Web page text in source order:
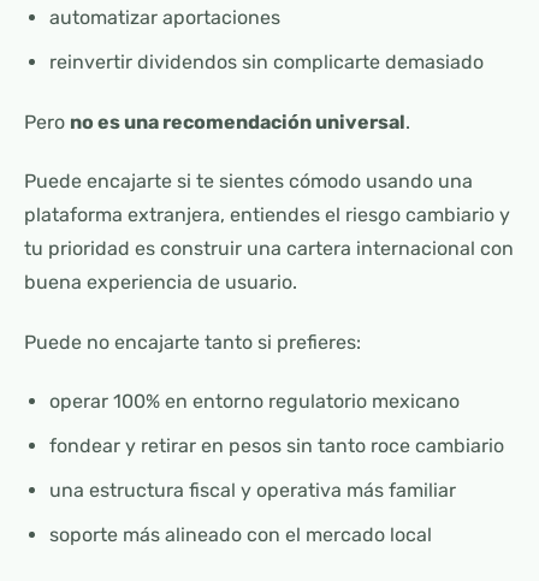
automatizar aportaciones
reinvertir dividendos sin complicarte demasiado
Pero no es una recomendación universal.
Puede encajarte si te sientes cómodo usando una
plataforma extranjera, entiendes el riesgo cambiario y
tu prioridad es construir una cartera internacional con
buena experiencia de usuario.
Puede no encajarte tanto si prefieres:
operar 100% en entorno regulatorio mexicano
fondear y retirar en pesos sin tanto roce cambiario
una estructura fiscal y operativa más familiar
soporte más alineado con el mercado local